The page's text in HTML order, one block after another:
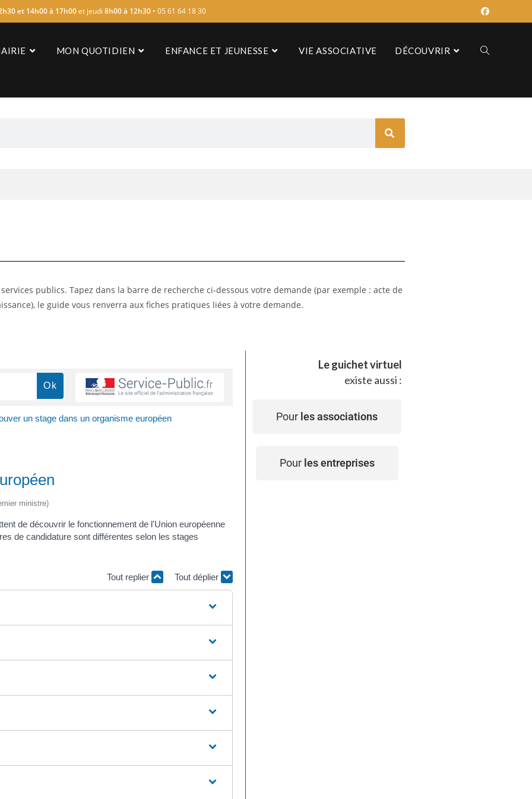
et 14h00 à 17h00et jeudi 8h00 à 12h30 • 05 61 64 18 30
MON QUOTIDIEN ENFANCE ET JEUNESSE VIE ASSOCIATIVE DÉCOUVRIR
publics. Tapez dans la barre de recherche ci-dessous votre demande (par exemple : acte de
le guide vous renverra aux fiches pratiques liées à votre demande.
un stage dans un organisme européen
ministre)
de découvrir le fonctionnement de l'Union européenne
de candidature sont différentes selon les stages
Tout replier Tout déplier
Le guichet virtuel
existe aussi :
Pour les associations
Pour les entreprises